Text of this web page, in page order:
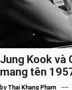
Jung Kook và
mang tên
byThai Khang Pham